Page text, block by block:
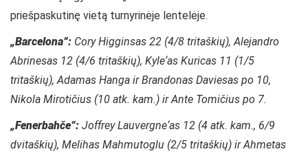
priešpaskutinę vietą turnyrinėje lentelėje.
„Barcelona“: Cory Higginsas 22 (4/8 tritaškių), Alejandro
Abrinesas 12 (4/6 tritaškių), Kyle‘as Kuricas 11 (1/5
tritaškių), Adamas Hanga ir Brandonas Daviesas po 10,
Nikola Mirotičius (10 atk. kam.) ir Ante Tomičius po 7.
„Fenerbahče“: Joffrey Lauvergne‘as 12 (4 atk. kam., 6/9
dvitaškių), Melihas Mahmutoglu (2/5 tritaškių) ir Ahmetas